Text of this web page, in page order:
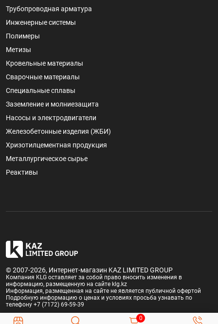
Трубопроводная арматура
Инженерные системы
Полимеры
Метизы
Кровельные материалы
Сварочные материалы
Специальные сплавы
Заземление и молниезащита
Насосы и электродвигатели
Железобетонные изделия (ЖБИ)
Хризотилцементная продукция
Металлургическое сырье
Реактивы
© 2007-2026, Интернет-магазин KAZ LIMITED GROUP
Компания KLG оставляет за собой право вносить изменения в
информацию, размещенную на сайте klg.kz
Информация, размещенная на сайте не является публичной офертой
Подробную информацию о ценах и условиях просьба узнавать по
телефону +7 (7172) 69-59-39
0